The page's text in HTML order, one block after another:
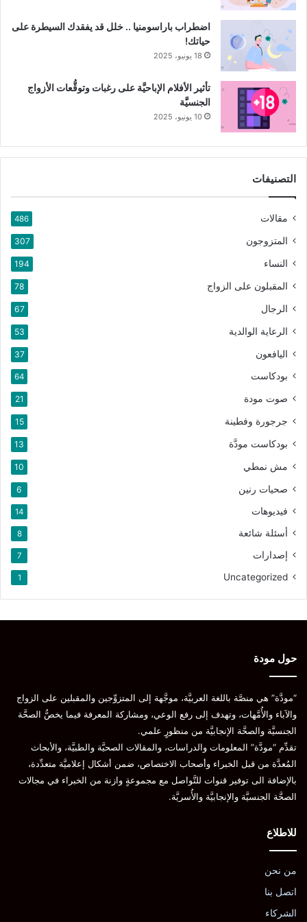
شارك هذا الموضوع:
فيس بوك البريد الإلكتروني
Telegram
WhatsApp
Pinterest
اضطراب باراسومنيا .. خلل قد يفقدك السيطرة على
حياتك!
18 يونيو، 2025
تأثير الأفلام الإباحيَّة على رغبات وتوقُّعات الأزواج
الجنسيَّة
10 يونيو، 2025
التصنيفات
مقالات 486
المتزوجون 307
النساء 194
المقبلون على الزواج 78
الرجال 67
الرعاية الوالدية 53
اليافعون 37
بودكاست 64
صوت مودة 21
جرجورة وفطينة 15
بودكاست مودَّة 13
مش نمطي 10
صحيات رنين 6
فيديوهات 14
أسئلة شائعة 8
إصدارات 7
Uncategorized
1
حول مودة
“مودَّة” هي منصَّة باللغة العربيَّة، موجَّهة إلى المتزوِّجين والمقبلين على الزواج
والآباء والأُمَّهات، وتهدف إلى رفع الوعي، ومشاركة المعرفة فيما يخصُّ الصحَّة
الجنسيَّة والصحَّة الإنجابيَّة من منظورٍ علمي.
تقدِّم “مودَّة” المعلومات والدراسات، والمقالات الصحيَّة والطبيَّة، والأبحاث
المُعدَّة من قبل الخبراء وأصحاب الاختصاص، ضمن أشكال إعلاميَّة متعدِّدة،
بالإضافة الى توفير قنوات للتَّواصل مع مجموعةٍ وازنة من الخبراء في مجالات
الصحَّة الجنسيَّة والإنجابيَّة والأُسريَّة.
للاطلاع
من نحن
اتصل بنا
الشركاء